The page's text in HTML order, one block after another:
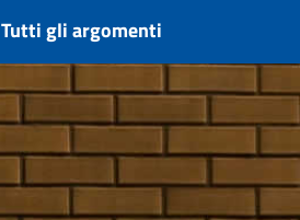
Tutti gli argomenti